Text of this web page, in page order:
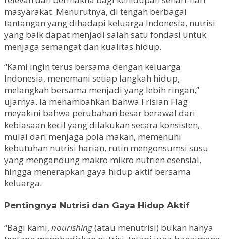
masyarakat. Menurutnya, di tengah berbagai
tantangan yang dihadapi keluarga Indonesia, nutrisi
yang baik dapat menjadi salah satu fondasi untuk
menjaga semangat dan kualitas hidup.
“Kami ingin terus bersama dengan keluarga
Indonesia, menemani setiap langkah hidup,
melangkah bersama menjadi yang lebih ringan,”
ujarnya. Ia menambahkan bahwa Frisian Flag
meyakini bahwa perubahan besar berawal dari
kebiasaan kecil yang dilakukan secara konsisten,
mulai dari menjaga pola makan, memenuhi
kebutuhan nutrisi harian, rutin mengonsumsi susu
yang mengandung makro mikro nutrien esensial,
hingga menerapkan gaya hidup aktif bersama
keluarga.
Pentingnya Nutrisi dan Gaya Hidup Aktif
“Bagi kami, nourishing(atau menutrisi) bukan hanya